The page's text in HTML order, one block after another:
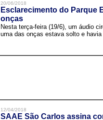
20/06/2018
Esclarecimento do Parque
onças
Nesta terça-feira (19/6), um áudio
uma das onças estava solto e
12/04/2018
SAAE São Carlos assina